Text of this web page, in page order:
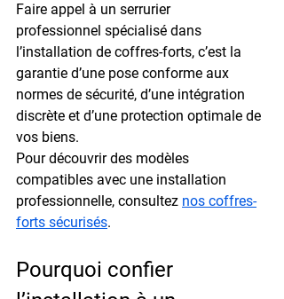
Faire appel à un serrurier
professionnel spécialisé dans
l’installation de coffres-forts, c’est la
garantie d’une pose conforme aux
normes de sécurité, d’une intégration
discrète et d’une protection optimale de
vos biens.
Pour découvrir des modèles
compatibles avec une installation
professionnelle, consultez nos coffres-
forts sécurisés.
Pourquoi confier